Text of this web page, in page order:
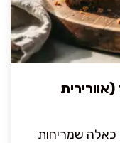
כאלה שמריחות